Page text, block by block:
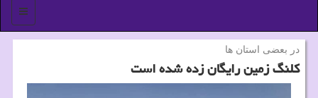
منو
در بعضی استان ها
کلنگ زمین رایگان زده شده است